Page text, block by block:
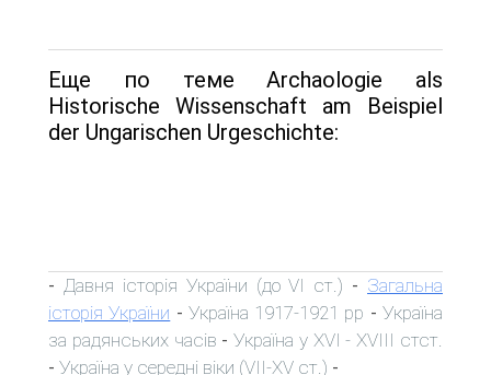
Еще по теме Archaologie als
Historische Wissenschaft am Beispiel
der Ungarischen Urgeschichte:
- Давня історія України (до VI ст.) - Загальна
історія України - Україна 1917-1921 рр -Україна
за радянських часів -Україна у XVI - XVIII стст.
- Україна у середні віки (VII-XV ст.) -